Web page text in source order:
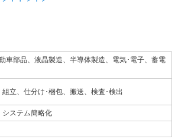
車部品、液晶製造、半導体製造、電気･電子、蓄電
立、仕分け･梱包、搬送、検査･検出
システム簡略化